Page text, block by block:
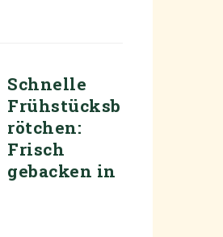
Schnelle
Frühstücksb
rötchen:
Frisch
gebacken in